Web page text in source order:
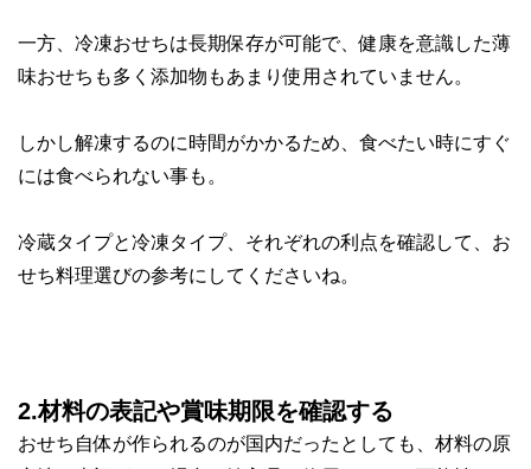
一方、冷凍おせちは長期保存が可能で、健康を意識した薄
味おせちも多く添加物もあまり使用されていません。
しかし解凍するのに時間がかかるため、食べたい時にすぐ
には食べられない事も。
冷蔵タイプと冷凍タイプ、それぞれの利点を確認して、お
せち料理選びの参考にしてくださいね。
2.材料の表記や賞味期限を確認する
おせち自体が作られるのが国内だったとしても、材料の原